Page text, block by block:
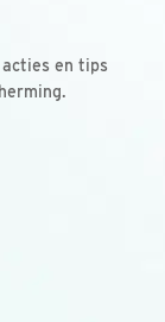
en tips